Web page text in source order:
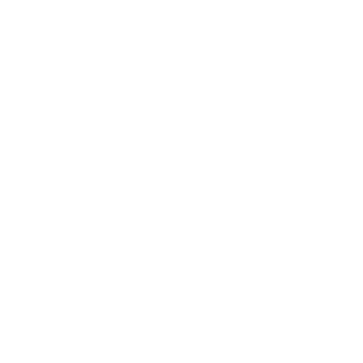
です。
ありません。
です。